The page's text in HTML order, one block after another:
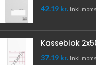
42.19 kr. Inkl.
Kasseblok
37.19 kr. Inkl.